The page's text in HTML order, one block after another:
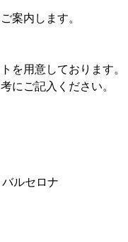
案内します。
を用意しております。
にご記入ください。
ルセロナ